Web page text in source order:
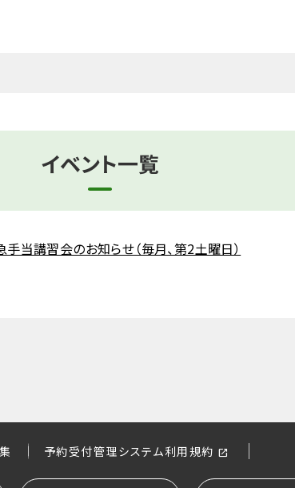
イベント一覧
当講習会のお知らせ（毎月、第2土曜日）
予約受付管理システム利用規約